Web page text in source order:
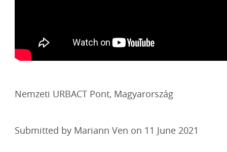
Nemzeti URBACT Pont, Magyarország
Submitted by Mariann Ven on 11 June 2021